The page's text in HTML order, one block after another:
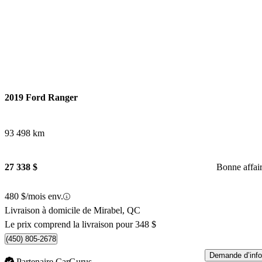
2019 Ford Ranger
93 498 km
27 338 $ Bonne
480 $/mois env.
Livraison à domicile de Mirabel, QC
Le prix comprend la livraison pour 348 $
(450) 805-2678
Demande d’info